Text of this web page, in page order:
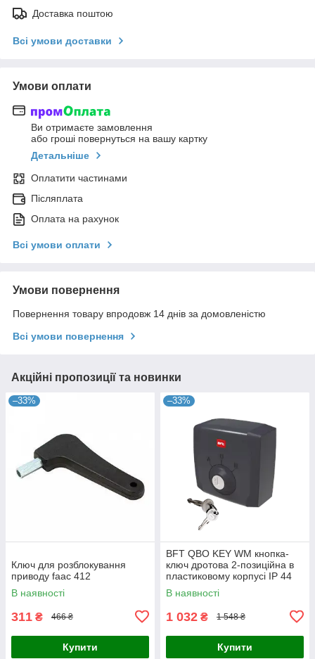
Доставка поштою
Всі умови доставки
Умови оплати
Ви отримаєте замовлення
або гроші повернуться на вашу картку
Детальніше
Оплатити частинами
Післяплата
Оплата на рахунок
Всі умови оплати
Умови повернення
Повернення товару впродовж 14 днів за домовленістю
Всі умови повернення
Акційні пропозиції та новинки
–33%
Ключ для розблокування
приводу faac 412
В наявності
311 ₴ 466 ₴
Купити
–33%
BFT QBO KEY WM кнопка-
ключ дротова 2-позиційна в
пластиковому корпусі IP 44
В наявності
1 032 ₴ 1 548 ₴
Купити